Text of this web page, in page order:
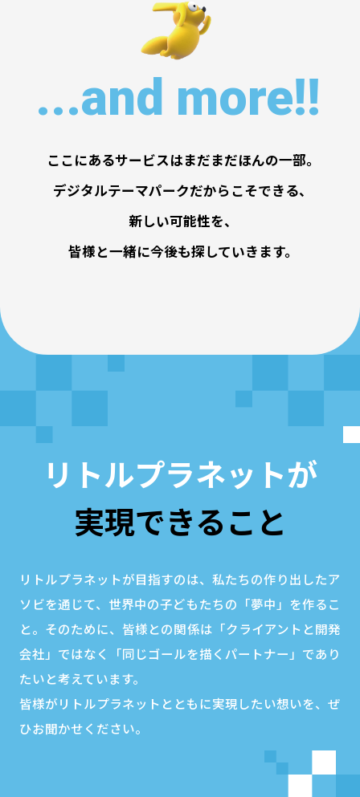
...and more!!
ここにあるサービスはまだまだほんの一部。
デジタルテーマパークだからこそできる、
新しい可能性を、
皆様と一緒に今後も探していきます。
リトルプラネットが
実現できること
リトルプラネットが目指すのは、私たちの作り出したア
ソビを通じて、世界中の子どもたちの「夢中」を作るこ
と。そのために、皆様との関係は「クライアントと開発
会社」ではなく「同じゴールを描くパートナー」であり
たいと考えています。
皆様がリトルプラネットとともに実現したい想いを、ぜ
ひお聞かせください。